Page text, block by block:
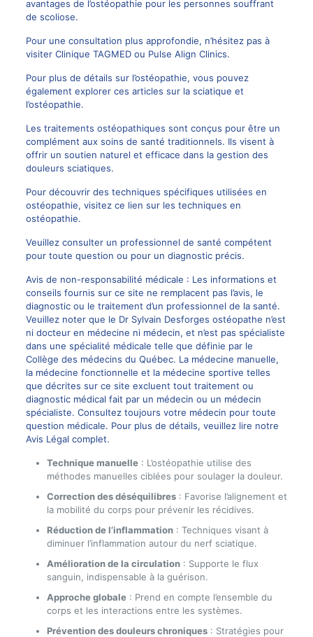
avantages de l’ostéopathie pour les personnes souffrant
de scoliose.
Pour une consultation plus approfondie, n’hésitez pas à
visiter Clinique TAGMEDou Pulse Align Clinics.
Pour plus de détails sur l’ostéopathie, vous pouvez
également explorer ces articles sur la sciatique et
l’ostéopathie.
Les traitements ostéopathiques sont conçus pour être un
complément aux soins de santé traditionnels. Ils visent à
offrir un soutien naturel et efficace dans la gestion des
douleurs sciatiques.
Pour découvrir des techniques spécifiques utilisées en
ostéopathie, visitez ce lien sur les techniques en
ostéopathie.
Veuillez consulter un professionnel de santé compétent
pour toute question ou pour un diagnostic précis.
Avis de non-responsabilité médicale : Les informations et
conseils fournis sur ce site ne remplacent pas l’avis, le
diagnostic ou le traitement d’un professionnel de la santé.
Veuillez noter que le Dr Sylvain Desforges ostéopathe n’est
ni docteur en médecine ni médecin, et n’est pas spécialiste
dans une spécialité médicale telle que définie par le
Collège des médecins du Québec. La médecine manuelle,
la médecine fonctionnelle et la médecine sportive telles
que décrites sur ce site excluent tout traitement ou
diagnostic médical fait par un médecin ou un médecin
spécialiste. Consultez toujours votre médecin pour toute
question médicale. Pour plus de détails, veuillez lire notre
Avis Légal complet.
Technique manuelle: L’ostéopathie utilise des
méthodes manuelles ciblées pour soulager la douleur.
Correction des déséquilibres: Favorise l’alignement et
la mobilité du corps pour prévenir les récidives.
Réduction de l’inflammation: Techniques visant à
diminuer l’inflammation autour du nerf sciatique.
Amélioration de la circulation: Supporte le flux
sanguin, indispensable à la guérison.
Approche globale: Prend en compte l’ensemble du
corps et les interactions entre les systèmes.
Prévention des douleurs chroniques: Stratégies pour